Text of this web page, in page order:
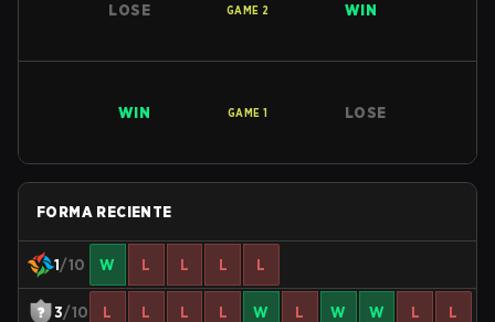
LOSE GAME 2 WIN
WIN GAME 1 LOSE
FORMA RECIENTE
1/10 W L L L L
3/10 L L L L W L W W L L